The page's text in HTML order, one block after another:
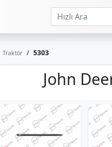
Traktör 5303
John